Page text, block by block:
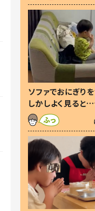
ソファでおにぎり
しかしよく見ると…
察した母の投稿に
す！」「現行犯〜」